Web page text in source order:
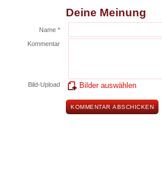
Deine Meinung
Name *
Kommentar
Bild-Upload Bilder auswählen